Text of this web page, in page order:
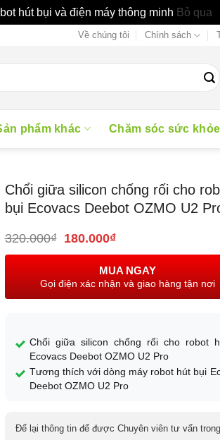
hút bụi và điện máy thông minh Bỏ qua
Về chúng tôi Chính sách
phẩm khác Chăm sóc sức khỏe
Chổi giữa silicon chống rối cho
bụi Ecovacs Deebot OZMO U2
320.000₫ Giá
320.000₫.
180.000₫Giá
là:
180.000₫.
MUA NGAY
Gọi điện xác nhận và giao hàng tận nơi
Chổi giữa silicon chống rối cho robot
Ecovacs Deebot OZMO U2 Pro
Tương thích với dòng máy robot hút bụi
Deebot OZMO U2 Pro
Để lại thông tin để được Chuyên viên tư vấn